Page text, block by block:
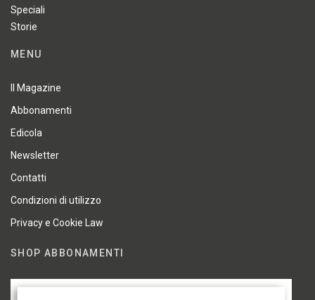
Speciali
Storie
MENU
Il Magazine
Abbonamenti
Edicola
Newsletter
Contatti
Condizioni di utilizzo
Privacy e Cookie Law
SHOP ABBONAMENTI